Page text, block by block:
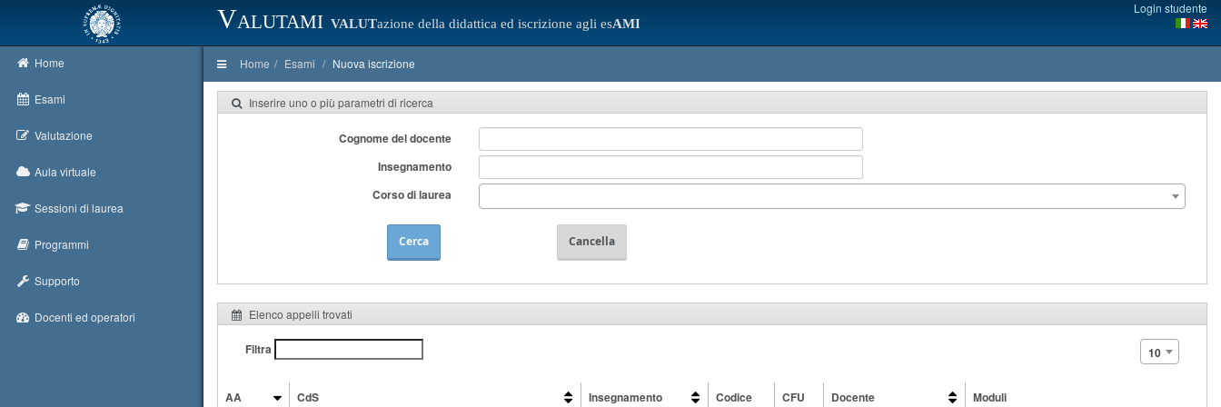
Valutami VALUTazione della didattica ed iscrizione agli esAMI
Login studente
Home
Esami
Valutazione
Aula virtuale
Sessioni di laurea
Programmi
Supporto
Docenti ed operatori
Home Esami Nuova iscrizione
Inserire uno o più parametri di ricerca
Cognome del docente
Insegnamento
Corso di laurea
Cerca Cancella
Elenco appelli trovati
Filtra 10
AA CdS Insegnamento Codice CFU Docente
Moduli